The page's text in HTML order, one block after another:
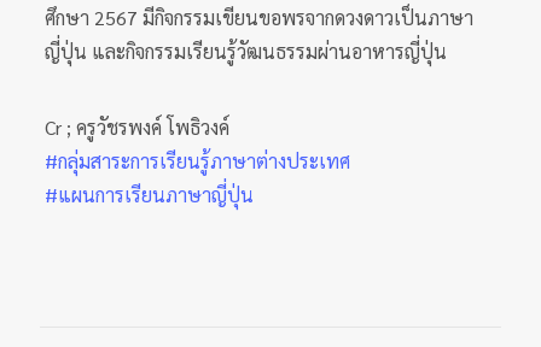
ศึกษา 2567 มีกิจกรรมเขียนขอพรจากดวงดาวเป็นภาษา
ญี่ปุ่น และกิจกรรมเรียนรู้วัฒนธรรมผ่านอาหารญี่ปุ่น
Cr ; ครูวัชรพงค์ โพธิวงค์
#กลุ่มสาระการเรียนรู้ภาษาต่างประเทศ
#แผนการเรียนภาษาญี่ปุ่น